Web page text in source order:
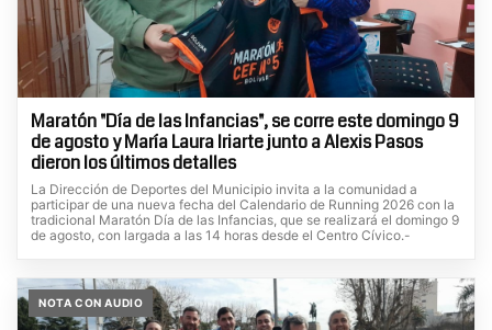
Maratón "Día de las Infancias", se corre este domingo 9
de agosto y María Laura Iriarte junto a Alexis Pasos
dieron los últimos detalles
La Dirección de Deportes del Municipio invita a la comunidad a
participar de una nueva fecha del Calendario de Running 2026 con la
tradicional Maratón Día de las Infancias, que se realizará el domingo 9
de agosto, con largada a las 14 horas desde el Centro Cívico.-
NOTA CON AUDIO